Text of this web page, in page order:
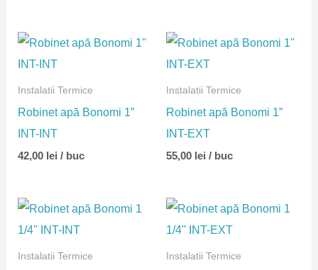
Instalatii Termice
Robinet apă Bonomi 1”
INT-INT
42,00 lei / buc
Instalatii Termice
Robinet apă Bonomi 1”
INT-EXT
55,00 lei / buc
Instalatii Termice Instalatii Termice